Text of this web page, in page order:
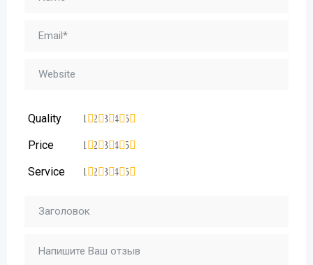
Quality 5
4
3
2
1
Price 5
4
3
2
1
Service 5
4
3
2
1